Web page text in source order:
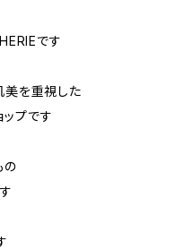
です
を重視した
ップです
の